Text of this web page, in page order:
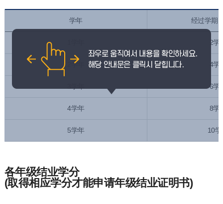
学年 经过学期
2学
2学年 4学
6学
4学年 8学
5学年 10
各年级结业学分
(取得相应学分才能申请年级结业证明书)